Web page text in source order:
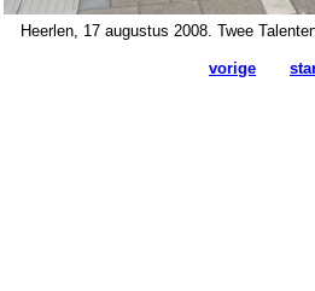
Heerlen, 17 augustus 2008. Twee
vorige